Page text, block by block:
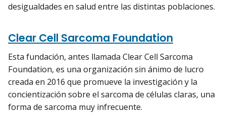
desigualdades en salud entre las distintas poblaciones.
Clear Cell Sarcoma Foundation
Esta fundación, antes llamada Clear Cell Sarcoma
Foundation, es una organización sin ánimo de lucro
creada en 2016 que promueve la investigación y la
concientización sobre el sarcoma de células claras, una
forma de sarcoma muy infrecuente.